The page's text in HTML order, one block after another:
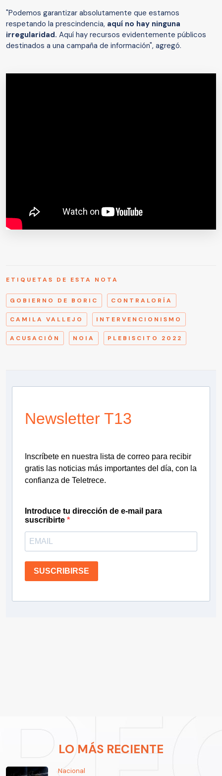
"Podemos garantizar absolutamente que estamos
respetando la prescindencia, aquí no hay ninguna
irregularidad. Aquí hay recursos evidentemente públicos
destinados a una campaña de información", agregó.
ETIQUETAS DE ESTA NOTA
GOBIERNO DE BORIC CONTRALORÍA
CAMILA VALLEJO INTERVENCIONISMO
ACUSACIÓN NOIA PLEBISCITO 2022
Newsletter T13
Inscríbete en nuestra lista de correo para recibir
gratis las noticias más importantes del día, con la
confianza de Teletrece.
Introduce tu dirección de e-mail para
suscribirte
SUSCRIBIRSE
LO MÁS RECIENTE
Nacional